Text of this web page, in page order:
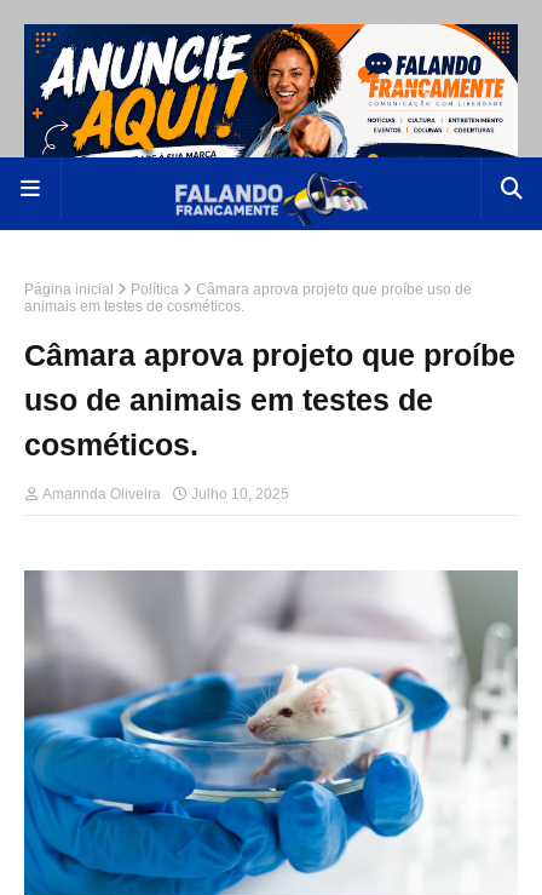
Página inicial Política
Câmara aprova projeto que proíbe uso de
animais em testes de cosméticos.
Câmara aprova projeto que proíbe
uso de animais em testes de
cosméticos.
Amannda Oliveira Julho 10, 2025